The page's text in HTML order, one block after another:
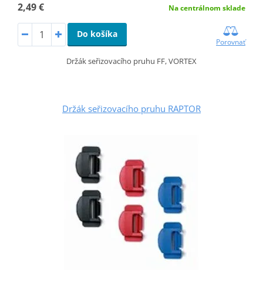
2,49 € Na centrálnom sklade
Do košíka
Porovnať
Držák seřizovacího pruhu FF, VORTEX
Držák seřizovacího pruhu RAPTOR